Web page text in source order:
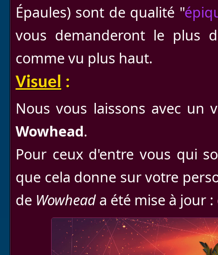
Épaules) sont de qualité "
vous demanderont le plus
comme vu plus haut.
Visuel :
Nous vous laissons avec un
Wowhead.
Pour ceux d'entre vous qui
que cela donne sur votre
de Wowheada été mise à jour :